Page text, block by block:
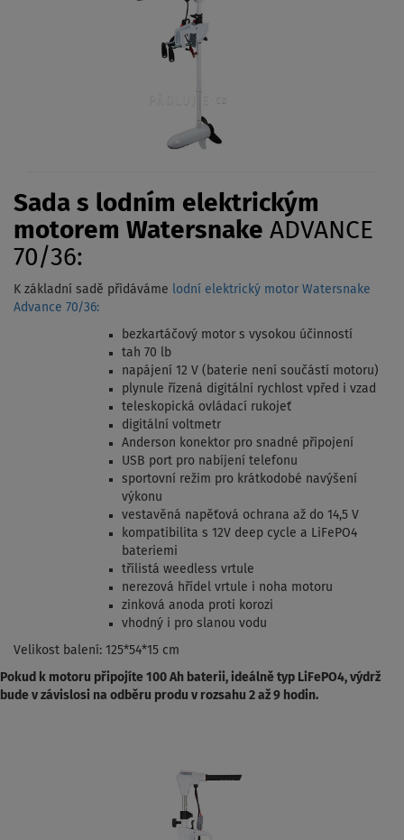
Sada s lodním elektrickým
motorem Watersnake ADVANCE
70/36:
K základní sadě přidáváme lodní elektrický motor Watersnake
Advance 70/36:
bezkartáčový motor s vysokou účinností
tah 70 lb
napájení 12 V (baterie není součástí motoru)
plynule řízená digitální rychlost vpřed i vzad
teleskopická ovládací rukojeť
digitální voltmetr
Anderson konektor pro snadné připojení
USB port pro nabíjení telefonu
sportovní režim pro krátkodobé navýšení
výkonu
vestavěná napěťová ochrana až do 14,5 V
kompatibilita s 12V deep cycle a LiFePO4
bateriemi
třílistá weedless vrtule
nerezová hřídel vrtule i noha motoru
zinková anoda proti korozi
vhodný i pro slanou vodu
Velikost balení: 125*54*15 cm
Pokud k motoru připojíte 100 Ah baterii, ideálně typ LiFePO4, výdrž
bude v závislosi na odběru produ v rozsahu 2 až 9 hodin.